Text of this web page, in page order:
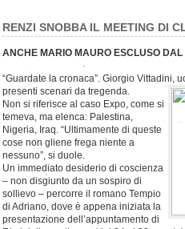
RENZI SNOBBA IL MEETING DI
ANCHE MARIO MAURO ESCLUSO DAL
“Guardate la cronaca”. Giorgio Vittadini,
presenti scenari da tregenda.
Non si riferisce al caso Expo, come si
temeva, ma elenca: Palestina,
Nigeria, Iraq. “Ultimamente di queste
cose non gliene frega niente a
nessuno”, si duole.
Un immediato desiderio di coscienza
– non disgiunto da un sospiro di
sollievo – percorre il romano Tempio
di Adriano, dove è appena iniziata la
presentazione dell’appuntamento di